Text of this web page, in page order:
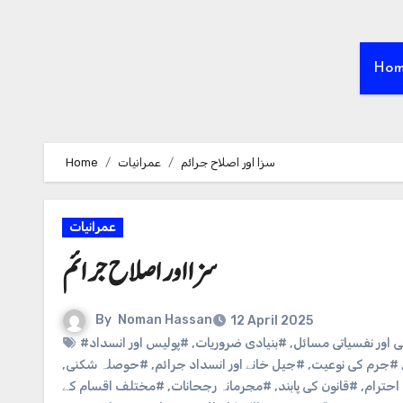
Home عمرانیات سزا اور اصلاح جرائم
عمرانیات
سزا اور اصلاح جرائم
By Noman Hassan
12 April 2025
اور نفسیاتی مسائل, #بنیادی ضروریات, #پولیس اور انسداد
#جرم کی نوعیت, #جیل خانے اور انسداد جرائم, #حوصلہ شکنی,
, #قانون کی پابند, #مجرمانہ رجحانات, #مختلف اقسام کے